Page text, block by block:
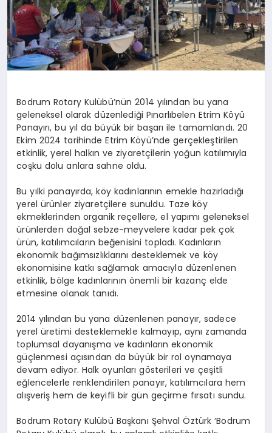
Bodrum Rotary Kulübü’nün 2014 yılından bu yana
geleneksel olarak düzenlediği Pınarlıbelen Etrim Köyü
Panayırı, bu yıl da büyük bir başarı ile tamamlandı. 20
Ekim 2024 tarihinde Etrim Köyü’nde gerçekleştirilen
etkinlik, yerel halkın ve ziyaretçilerin yoğun katılımıyla
coşku dolu anlara sahne oldu.
Bu yılki panayırda, köy kadınlarının emekle hazırladığı
yerel ürünler ziyaretçilere sunuldu. Taze köy
ekmeklerinden organik reçellere, el yapımı geleneksel
ürünlerden doğal sebze-meyvelere kadar pek çok
ürün, katılımcıların beğenisini topladı. Kadınların
ekonomik bağımsızlıklarını desteklemek ve köy
ekonomisine katkı sağlamak amacıyla düzenlenen
etkinlik, bölge kadınlarının önemli bir kazanç elde
etmesine olanak tanıdı.
2014 yılından bu yana düzenlenen panayır, sadece
yerel üretimi desteklemekle kalmayıp, aynı zamanda
toplumsal dayanışma ve kadınların ekonomik
güçlenmesi açısından da büyük bir rol oynamaya
devam ediyor. Halk oyunları gösterileri ve çeşitli
eğlencelerle renklendirilen panayır, katılımcılara hem
alışveriş hem de keyifli bir gün geçirme fırsatı sundu.
Bodrum Rotary Kulübü Başkanı Şehval Öztürk ‘Bodrum